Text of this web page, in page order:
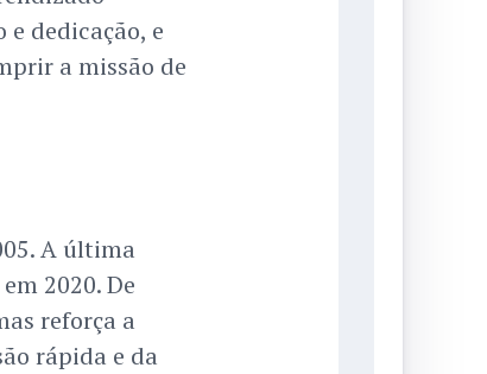
e dedicação, e
a missão de
A última
2020. De
reforça a
rápida e da